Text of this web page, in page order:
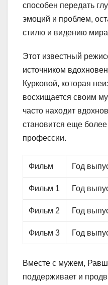
способен передать
эмоций и проблем,
стилю и видению
Этот известный
источником
Курковой, которая
восхищается своим
часто находит
становится еще
профессии.
Фильм Год
Фильм 1 Год
Фильм 2 Год
Фильм 3 Год
Вместе с мужем,
поддерживает и